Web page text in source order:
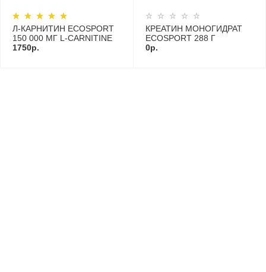
Л-КАРНИТИН ECOSPORT
150 000 МГ L-CARNITINE
1000 МЛ
1750р.
КРЕАТИН МОНОГИДРАТ
ECOSPORT 288 Г
0р.